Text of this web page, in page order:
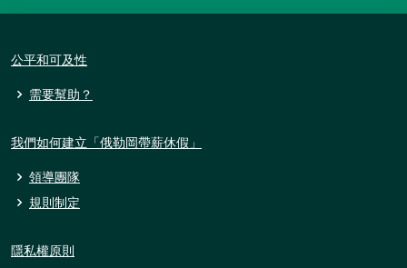
我們如何建立「俄勒岡帶薪休假」
領導團隊
規則制定
公平和可及性
需要幫助？
隱私權原則